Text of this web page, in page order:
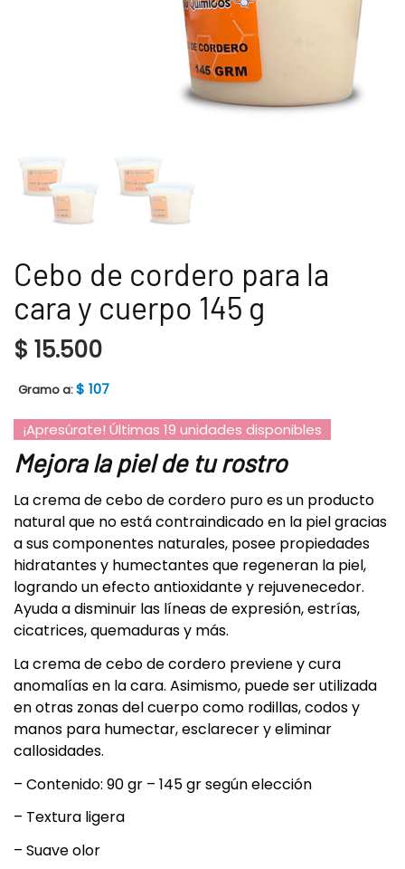
Cebo de cordero para la
cara y cuerpo 145 g
$ 15.500
Gramo a:$ 107
¡Apresúrate! Últimas 19 unidades disponibles
Mejora la piel de tu rostro
La crema decebo de cordero puroes un producto
natural que no está contraindicado en la piel gracias
a sus componentes naturales, posee propiedades
hidratantes y humectantes que regeneran la piel,
logrando un efecto antioxidante y rejuvenecedor.
Ayuda a disminuir las líneas de expresión, estrías,
cicatrices, quemaduras y más.
La crema decebo de cordero previene y cura
anomalías en la cara. Asimismo, puede ser utilizada
en otras zonas del cuerpo como rodillas, codos y
manos para humectar, esclarecer y eliminar
callosidades.
– Contenido: 90 gr – 145 gr según elección
– Textura ligera
– Suave olor